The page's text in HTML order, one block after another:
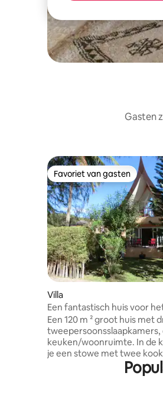
Gasten
Favoriet van gasten
Favoriet van gasten
Villa
Een fantastisch huis voor
Een 120 m ² groot huis met
keuken/woonruimte. In de
je een stowe met twee
een barbecue voor heerlijke
zeevruchten of vleesgerechten.